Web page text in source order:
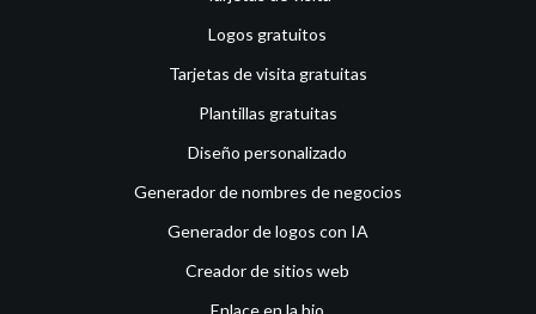
Logos gratuitos
Tarjetas de visita gratuitas
Plantillas gratuitas
Diseño personalizado
Generador de nombres de negocios
Generador de logos con IA
Creador de sitios web
Enlace en la bio